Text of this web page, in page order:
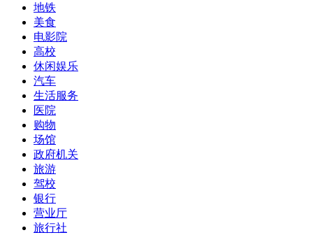
地铁
美食
电影院
高校
休闲娱乐
汽车
生活服务
医院
购物
场馆
政府机关
旅游
驾校
银行
营业厅
旅行社